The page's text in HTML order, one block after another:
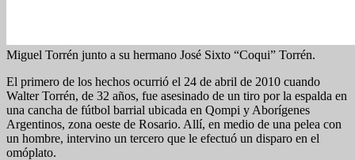
Miguel Torrén junto a su hermano José Sixto “Coqui” Torrén.
El primero de los hechos ocurrió el 24 de abril de 2010 cuando
Walter Torrén, de 32 años, fue asesinado de un tiro por la espalda en
una cancha de fútbol barrial ubicada en Qompi y Aborígenes
Argentinos, zona oeste de Rosario. Allí, en medio de una pelea con
un hombre, intervino un tercero que le efectuó un disparo en el
omóplato.